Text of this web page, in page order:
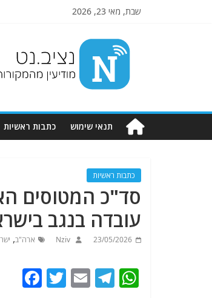
שבת, מאי 23, 2026
Nziv.net
מודיעין
מהמקורות
תנאי שימוש כתבות ראשיות
כתבות ראשיות
סד"כ המטוסים
עובדה בנגב
23/05/2026
Nziv ארה"ב,
W
T
E
T